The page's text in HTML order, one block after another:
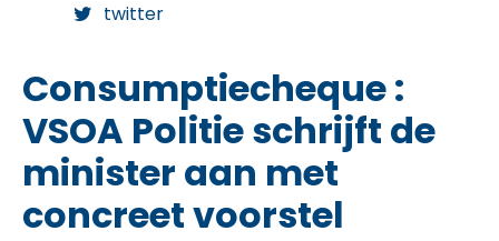
twitter
Consumptiecheque :
VSOA Politie schrijft de
minister aan met
concreet voorstel